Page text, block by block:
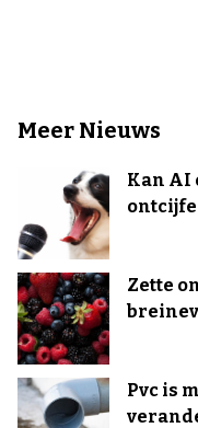
Meer Nieuws
Kan AI
Zette
Pvc is